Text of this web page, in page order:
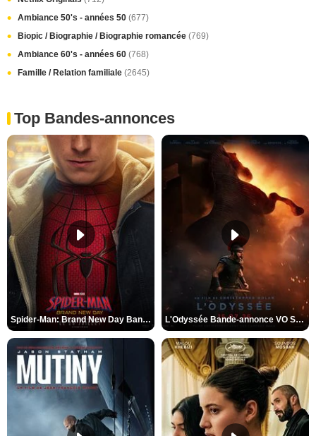
Ambiance 50's - années 50 (677)
Biopic / Biographie / Biographie romancée (769)
Ambiance 60's - années 60 (768)
Famille / Relation familiale (2645)
Top Bandes-annonces
Spider-Man: Brand New Day Bande-annonce VO STFR L'Odyssée Bande-annonce VO STFR